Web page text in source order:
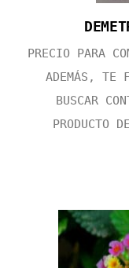
PRECIO PARA
ADEMÁS, TE
BUSCAR
PRODUCTO